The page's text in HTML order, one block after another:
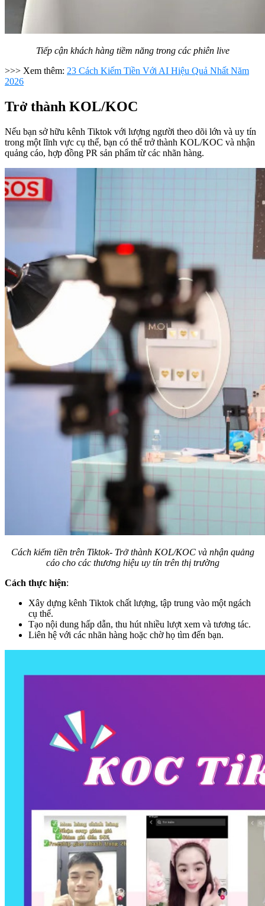
Tiếp cận khách hàng tiềm năng trong các phiên live
>>> Xem thêm: 23 Cách Kiếm Tiền Với AI Hiệu Quả Nhất Năm
2026
Trở thành KOL/KOC
Nếu bạn sở hữu kênh Tiktok với lượng người theo dõi lớn và uy tín
trong một lĩnh vực cụ thể, bạn có thể trở thành KOL/KOC và nhận
quảng cáo, hợp đồng PR sản phẩm từ các nhãn hàng.
Cách kiếm tiền trên Tiktok- Trở thành KOL/KOC và nhận quảng
cáo cho các thương hiệu uy tín trên thị trường
Cách thực hiện:
Xây dựng kênh Tiktok chất lượng, tập trung vào một ngách
cụ thể.
Tạo nội dung hấp dẫn, thu hút nhiều lượt xem và tương tác.
Liên hệ với các nhãn hàng hoặc chờ họ tìm đến bạn.